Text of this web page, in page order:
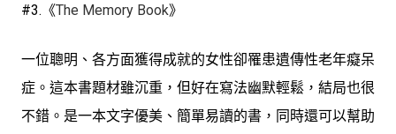
#3.《The Memory Book》
一位聰明、各方面獲得成就的女性卻罹患遺傳性老年癡呆
症。這本書題材雖沉重，但好在寫法幽默輕鬆，結局也很
不錯。是一本文字優美、簡單易讀的書，同時還可以幫助